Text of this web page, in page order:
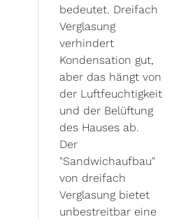
bedeutet. Dreifach
Verglasung
verhindert
Kondensation gut,
aber das hängt von
der Luftfeuchtigkeit
und der Belüftung
des Hauses ab.
Der
"Sandwichaufbau"
von dreifach
Verglasung bietet
unbestreitbar eine